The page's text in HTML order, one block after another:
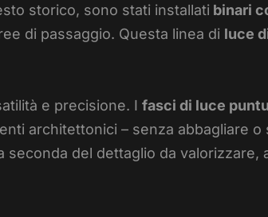
storico, sono stati installati binari
di passaggio. Questa linea di luce
e precisione. I fasci di luce
architettonici – senza abbagliare o
del dettaglio da valorizzare,